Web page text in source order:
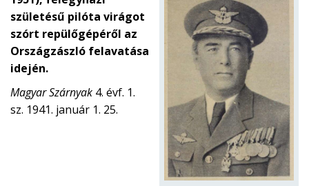
születésű pilóta virágot
szórt repülőgépéről az
Országzászló felavatása
idején.
Magyar Szárnyak 4. évf. 1.
sz. 1941. január 1. 25.